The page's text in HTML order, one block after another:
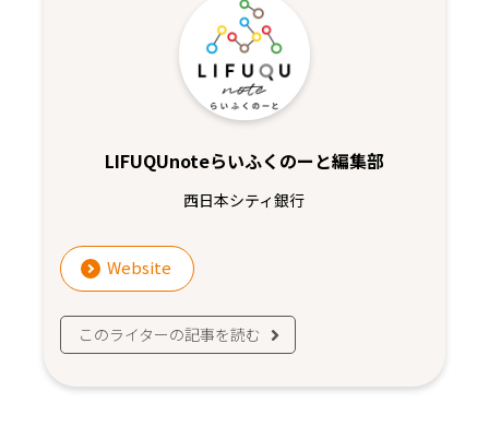
LIFUQUnoteらいふくのーと編集部
西日本シティ銀行
Website
このライターの記事を読む